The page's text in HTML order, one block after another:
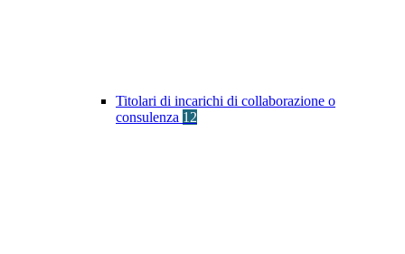
Titolari di incarichi di collaborazione o
consulenza 12